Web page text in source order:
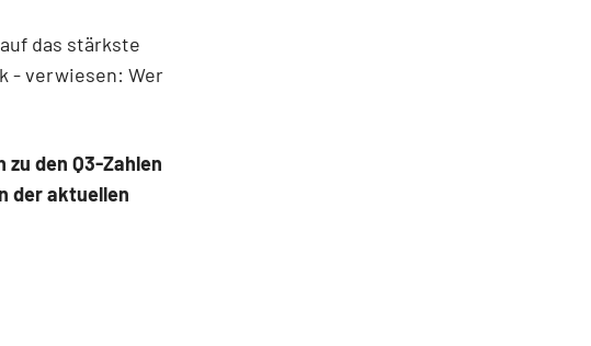
das stärkste
- verwiesen: Wer
den Q3-Zahlen
der aktuellen